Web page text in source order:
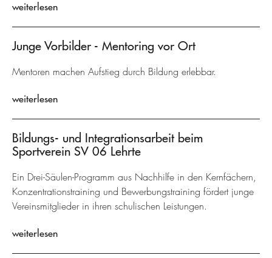
weiterlesen
Junge Vorbilder - Mentoring vor Ort
Mentoren machen Aufstieg durch Bildung erlebbar.
weiterlesen
Bildungs- und Integrationsarbeit beim
Sportverein SV 06 Lehrte
Ein Drei-Säulen-Programm aus Nachhilfe in den Kernfächern,
Konzentrationstraining und Bewerbungstraining fördert junge
Vereinsmitglieder in ihren schulischen Leistungen.
weiterlesen